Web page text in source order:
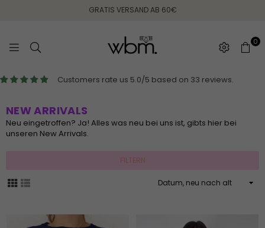
GRATIS VERSAND AB 60€
WEARING
0
Customers rate us 5.0/5 based on 33 reviews.
NEW ARRIVALS
Neu eingetroffen? Ja! Alles was neu bei uns ist, gibts hier bei
unseren New Arrivals.
FILTERN
Sortieren